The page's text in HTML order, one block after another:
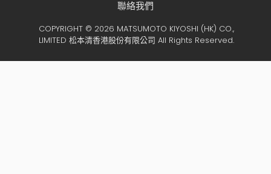
聯絡我們
COPYRIGHT © 2026 MATSUMOTO KIYOSHI (HK) CO.,
LIMITED 松本清香港股份有限公司 All Rights Reserved.